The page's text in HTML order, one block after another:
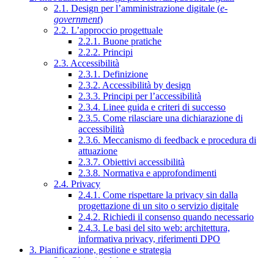
2.1. Design per l’amministrazione digitale (e-
government)
2.2. L’approccio progettuale
2.2.1. Buone pratiche
2.2.2. Principi
2.3. Accessibilità
2.3.1. Definizione
2.3.2. Accessibilità by design
2.3.3. Principi per l’accessibilità
2.3.4. Linee guida e criteri di successo
2.3.5. Come rilasciare una dichiarazione di
accessibilità
2.3.6. Meccanismo di feedback e procedura di
attuazione
2.3.7. Obiettivi accessibilità
2.3.8. Normativa e approfondimenti
2.4. Privacy
2.4.1. Come rispettare la privacy sin dalla
progettazione di un sito o servizio digitale
2.4.2. Richiedi il consenso quando necessario
2.4.3. Le basi del sito web: architettura,
informativa privacy, riferimenti DPO
3. Pianificazione, gestione e strategia